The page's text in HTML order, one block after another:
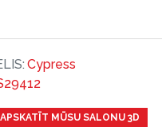
APSKATĪT MŪSU SALONU 3D
Cypress